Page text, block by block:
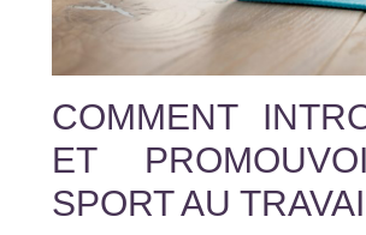
COMMENT
ET
SPORT AU